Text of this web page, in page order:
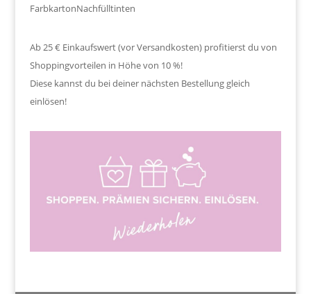
FarbkartonNachfülltinten
Ab 25 € Einkaufswert (vor Versandkosten) profitierst du von
Shoppingvorteilen in Höhe von 10 %!
Diese kannst du bei deiner nächsten Bestellung gleich
einlösen!